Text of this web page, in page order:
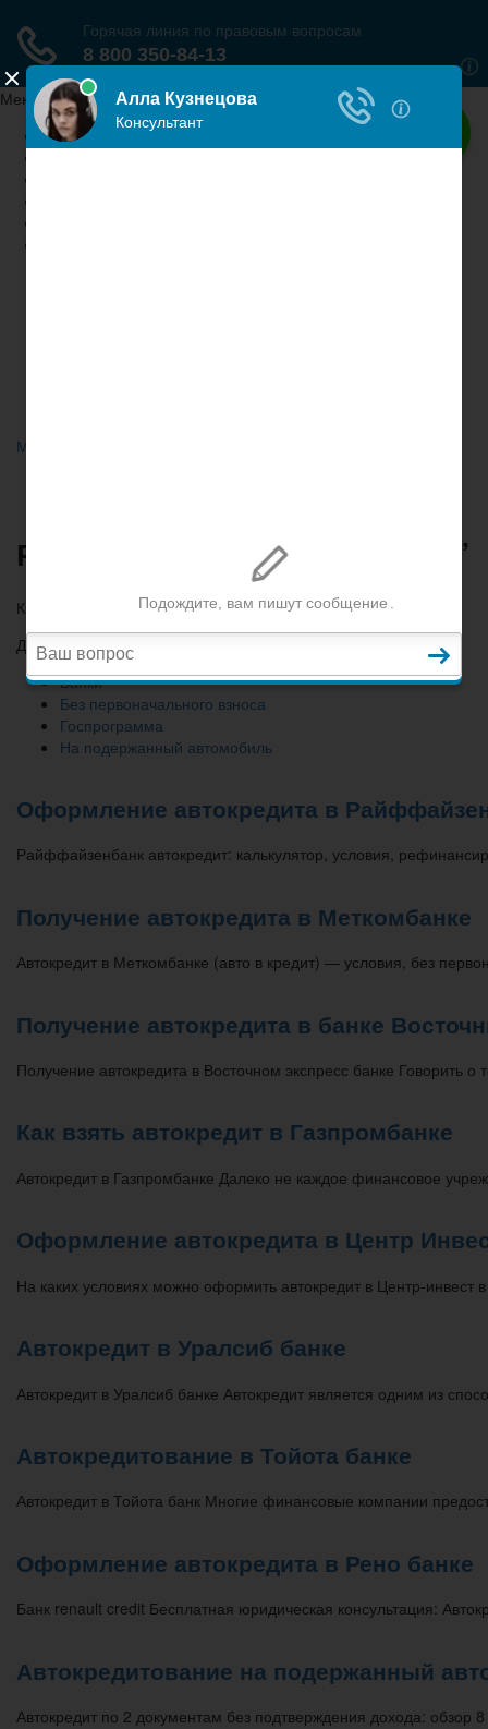
Меню сайта
Главная
Меню
Рубрика “Автокредитование”
Категория:
Автокредитование
Дочерние категории:
Банки
Без первоначального взноса
Госпрограмма
На подержанный автомобиль
Оформление автокредита в
Райффайзенбанк автокредит: калькулятор, условия,
Получение автокредита в Меткомбанке
Автокредит в Меткомбанке (авто в кредит) — условия, без
Получение автокредита в банке
Получение автокредита в Восточном экспресс банке Говорить
Как взять автокредит в Газпромбанке
Автокредит в Газпромбанке Далеко не каждое финансовое
Оформление автокредита в Центр
На каких условиях можно оформить автокредит в Центр-
Автокредит в Уралсиб банке
Автокредит в Уралсиб банке Автокредит является одним из
Автокредитование в Тойота банке
Автокредит в Тойота банк Многие финансовые компании
Оформление автокредита в Рено банке
Банк renault credit Бесплатная юридическая консультация:
Автокредитование на подержанный
Автокредит по 2 документам без подтверждения дохода: обзор